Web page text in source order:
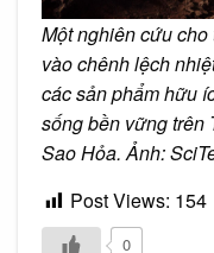
Một nghiên cứu
vào chênh lệch
các sản phẩm hữu
sống bền vững trên
Sao Hỏa. Ảnh:
Post Views: 154
0